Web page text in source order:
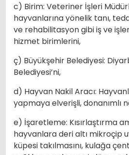
c) Birim: Veteriner İşleri
hayvanlarına yönelik tanı,
ve rehabilitasyon gibi iş ve
hizmet birimlerini,
ç) Büyükşehir Belediyesi:
Belediyesi’ni,
d) Hayvan Nakil Aracı:
yapmaya elverişli, donanımlı
e) İşaretleme: Kısırlaştırma
hayvanlara deri altı mikroçip
küpesi takılmasını, kulağa